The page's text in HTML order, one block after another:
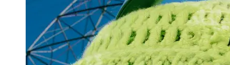
Twitter
Telegram